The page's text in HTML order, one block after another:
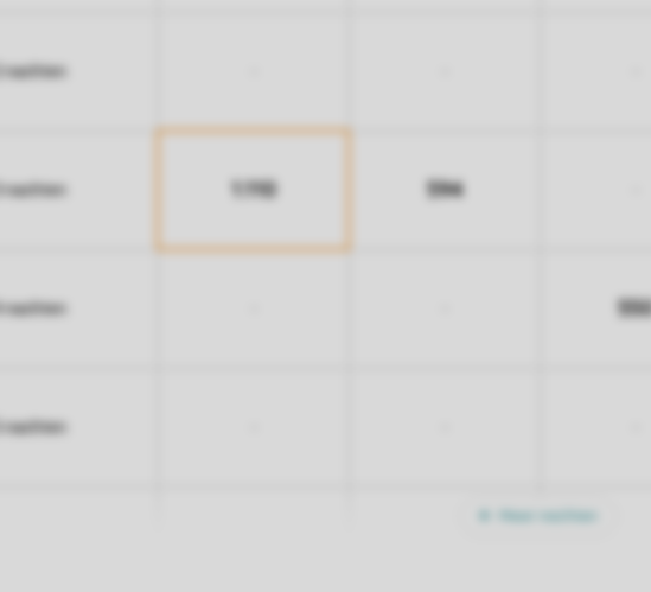
2 nachten
3 nachten 1.110 594
4 nachten
5 nachten